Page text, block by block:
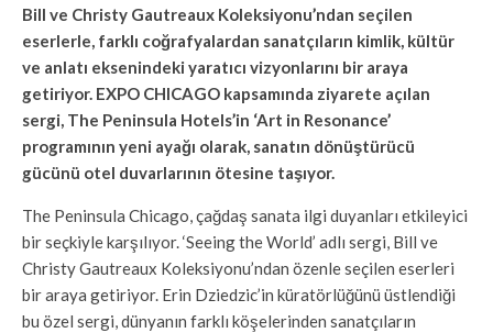
Bill ve Christy Gautreaux Koleksiyonu’ndan seçilen
eserlerle, farklı coğrafyalardan sanatçıların kimlik, kültür
ve anlatı eksenindeki yaratıcı vizyonlarını bir araya
getiriyor. EXPO CHICAGO kapsamında ziyarete açılan
sergi, The Peninsula Hotels’in ‘Art in Resonance’
programının yeni ayağı olarak, sanatın dönüştürücü
gücünü otel duvarlarının ötesine taşıyor.
The Peninsula Chicago, çağdaş sanata ilgi duyanları etkileyici
bir seçkiyle karşılıyor. ‘Seeing the World’ adlı sergi, Bill ve
Christy Gautreaux Koleksiyonu’ndan özenle seçilen eserleri
bir araya getiriyor. Erin Dziedzic’in küratörlüğünü üstlendiği
bu özel sergi, dünyanın farklı köşelerinden sanatçıların